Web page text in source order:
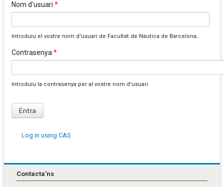
Nom d'usuari *
Introduïu el vostre nom d'usuari de Facultat de Nàutica de Barcelona..
Contrasenya*
Introduïu la contrasenya per al vostre nom d'usuari.
Log in using CAS
Contacta'ns